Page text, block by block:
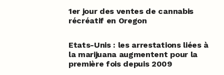
1er jour des ventes de cannabis
récréatif en Oregon
Etats-Unis : les arrestations liées à
la marijuana augmentent pour la
première fois depuis 2009